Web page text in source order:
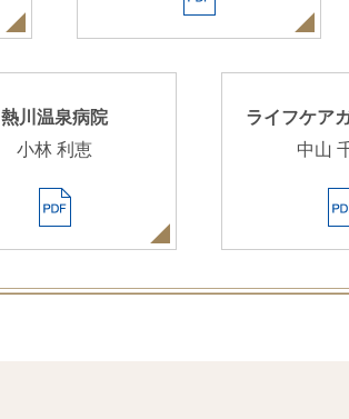
熱川温泉病院
小林 利恵
ライフケア
中山